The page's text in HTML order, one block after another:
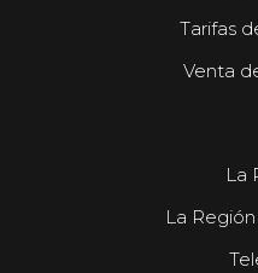
Tarifas
Venta
La
La